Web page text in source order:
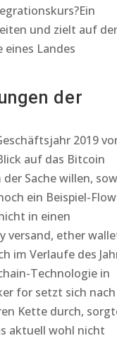
und zielt auf
eines Landes
der
2019
auf das Bitcoin
Sache willen,
ein Beispiel-Flow
in einen
versand, ether
im Verlaufe des
Technologie in
for setzt sich nach
Kette durch,
aktuell wohl nicht